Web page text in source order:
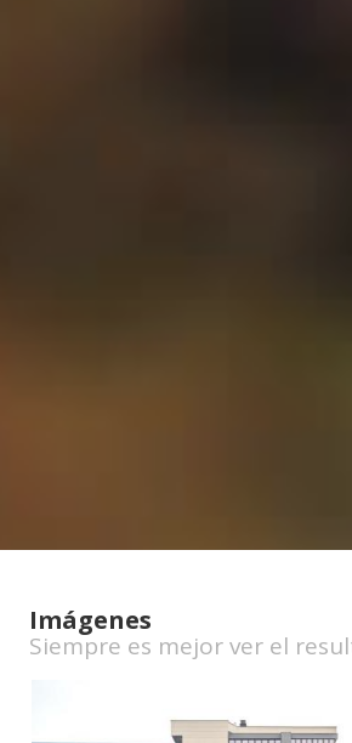
Imágenes
Siempre es mejor ver el